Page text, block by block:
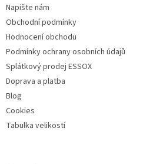
Napište nám
Obchodní podmínky
Hodnocení obchodu
Podmínky ochrany osobních údajů
Splátkový prodej ESSOX
Doprava a platba
Blog
Cookies
Tabulka velikostí